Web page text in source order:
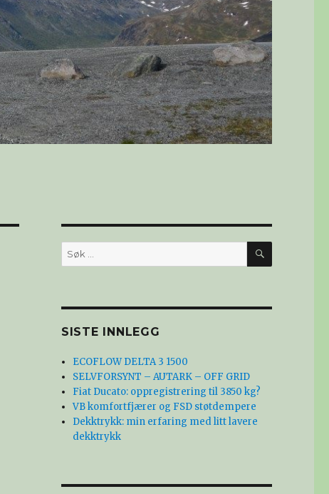
Søk
etter:
SØK
SISTE INNLEGG
ECOFLOW DELTA 3 1500
SELVFORSYNT – AUTARK – OFF GRID
Fiat Ducato: oppregistrering til 3850 kg?
VB komfortfjærer og FSD støtdempere
Dekktrykk: min erfaring med litt lavere
dekktrykk